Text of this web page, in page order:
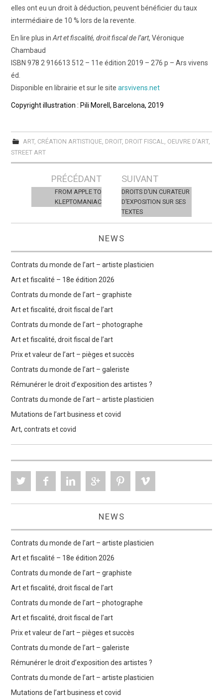
elles ont eu un droit à déduction, peuvent bénéficier du taux
intermédiaire de 10 % lors de la revente.
En lire plus inArt et fiscalité, droit fiscal de l’art, Véronique
Chambaud
ISBN 978 2 916613 512 – 11e édition 2019 – 276 p – Ars vivens
éd.
Disponible en librairie et sur le sitearsvivens.net
Copyright illustration : Pili Morell, Barcelona, 2019
ART, CRÉATION ARTISTIQUE, DROIT, DROIT FISCAL OEUVRE D'ART,
STREET ART
navigation
PRÉCÉDANT
FROM APPLE TO
KLEPTOMANIAC
SUIVANT
DROITS D’UN CURATEUR
D’EXPOSITION SUR SES
TEXTES
NEWS
Contrats du monde de l’art – artiste plasticien
Art et fiscalité – 18e édition 2026
Contrats du monde de l’art – graphiste
Art et fiscalité, droit fiscal de l’art
Contrats du monde de l’art – photographe
Art et fiscalité, droit fiscal de l’art
Prix et valeur de l’art – pièges et succès
Contrats du monde de l’art – galeriste
Rémunérer le droit d’exposition des artistes ?
Contrats du monde de l’art – artiste plasticien
Mutations de l’art business et covid
Art, contrats et covid
NEWS
Contrats du monde de l’art – artiste plasticien
Art et fiscalité – 18e édition 2026
Contrats du monde de l’art – graphiste
Art et fiscalité, droit fiscal de l’art
Contrats du monde de l’art – photographe
Art et fiscalité, droit fiscal de l’art
Prix et valeur de l’art – pièges et succès
Contrats du monde de l’art – galeriste
Rémunérer le droit d’exposition des artistes ?
Contrats du monde de l’art – artiste plasticien
Mutations de l’art business et covid